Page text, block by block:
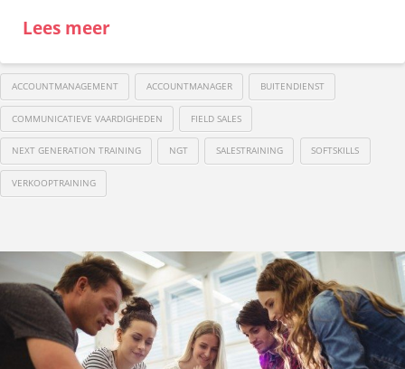
Lees meer
ACCOUNTMANAGEMENT ACCOUNTMANAGER BUITENDIENST
COMMUNICATIEVE VAARDIGHEDEN FIELD SALES
NEXT GENERATION TRAINING NGT SALESTRAINING SOFTSKILLS
VERKOOPTRAINING